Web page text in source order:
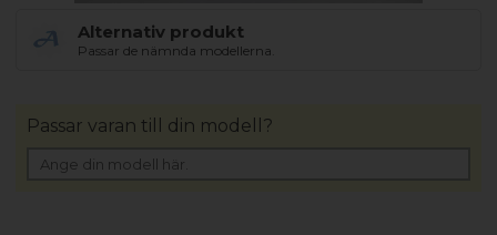
Alternativ produkt
Passar de nämnda modellerna.
Passar varan till din modell?